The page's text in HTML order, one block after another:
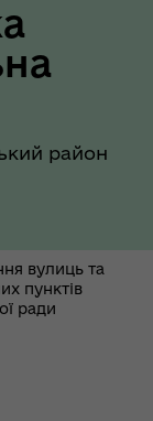
район
вулиць та
пунктів
ради